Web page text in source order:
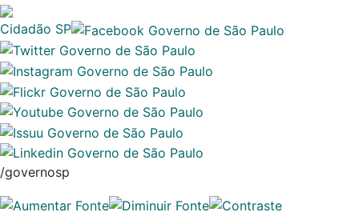
Cidadão SP
/governosp